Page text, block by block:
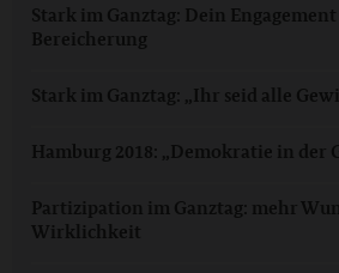
Stark im Ganztag: Dein
Bereicherung
Stark im Ganztag: „Ihr seid alle
Hamburg 2018: „Demokratie in der
Partizipation im Ganztag: mehr
Wirklichkeit